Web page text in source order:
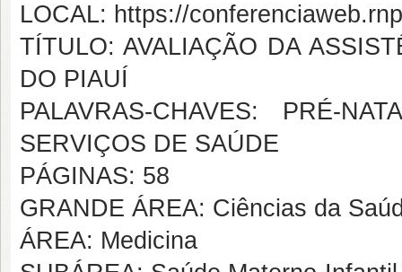
LOCAL: https://
TÍTULO: AVALIAÇÃO DA
DO PIAUÍ
PALAVRAS-CHAVES: PRÉ-
SERVIÇOS DE SAÚDE
PÁGINAS: 58
GRANDE ÁREA: Ciências da
ÁREA: Medicina